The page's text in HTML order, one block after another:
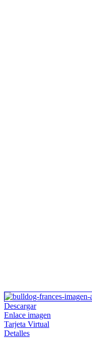
Descargar
Enlace imagen
Tarjeta Virtual
Detalles